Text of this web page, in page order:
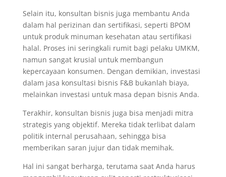
Selain itu, konsultan bisnis juga membantu Anda
dalam hal perizinan dan sertifikasi, seperti BPOM
untuk produk minuman kesehatan atau sertifikasi
halal. Proses ini seringkali rumit bagi pelaku UMKM,
namun sangat krusial untuk membangun
kepercayaan konsumen. Dengan demikian, investasi
dalam jasa konsultasi bisnis F&B bukanlah biaya,
melainkan investasi untuk masa depan bisnis Anda.
Terakhir, konsultan bisnis juga bisa menjadi mitra
strategis yang objektif. Mereka tidak terlibat dalam
politik internal perusahaan, sehingga bisa
memberikan saran jujur dan tidak memihak.
Hal ini sangat berharga, terutama saat Anda harus